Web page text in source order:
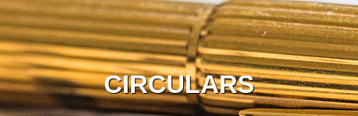
CIRCULARS